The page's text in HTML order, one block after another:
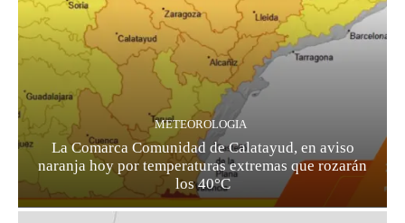
METEOROLOGIA
La Comarca Comunidad de Calatayud, en aviso
naranja hoy por temperaturas extremas que rozarán
los 40°C